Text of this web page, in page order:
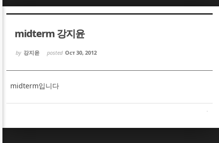
midterm 강지윤
by 강지윤 posted Oct 30, 2012
midterm입니다
Sketchbook5, 스케치북5
Sketchbook5, 스케치북5
Sketchbook5, 스케치북5
Sketchbook5, 스케치북5